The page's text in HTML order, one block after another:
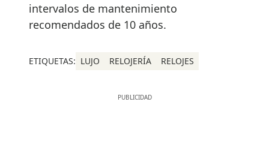
intervalos de mantenimiento
recomendados de 10 años.
ETIQUETAS: LUJO RELOJERÍA RELOJES